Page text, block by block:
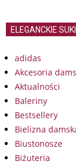
ELEGANCKIE
adidas
Akcesoria
Aktualności
Baleriny
Bestsellery
Bielizna
Biustonosze
Biżuteria